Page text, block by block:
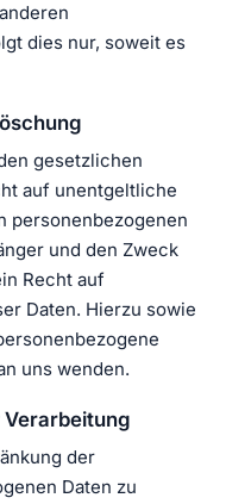
dies nur, soweit es
gesetzlichen
auf unentgeltliche
personenbezogenen
und den Zweck
Recht auf
Daten. Hierzu sowie
uns wenden.
der
Daten zu